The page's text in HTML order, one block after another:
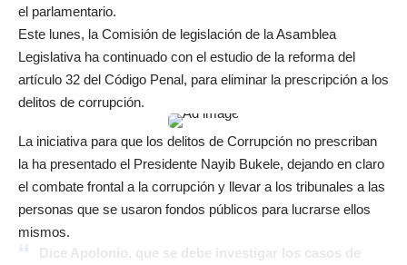
el parlamentario.
Este lunes, la Comisión de legislación de la Asamblea
Legislativa ha continuado con el estudio de la reforma del
artículo 32 del Código Penal, para eliminar la prescripción a los
delitos de corrupción.
La iniciativa para que los delitos de Corrupción no prescriban
la ha presentado el Presidente Nayib Bukele, dejando en claro
el combate frontal a la corrupción y llevar a los tribunales a las
personas que se usaron fondos públicos para lucrarse ellos
mismos.